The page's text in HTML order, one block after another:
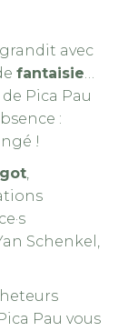
avec
fantaisie…
Pica Pau
:
!
,
Schenkel,
Pau vous